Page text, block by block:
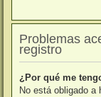
Problemas
registro
¿Por qué me
No está obligado a